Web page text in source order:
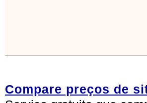
Compare preços de